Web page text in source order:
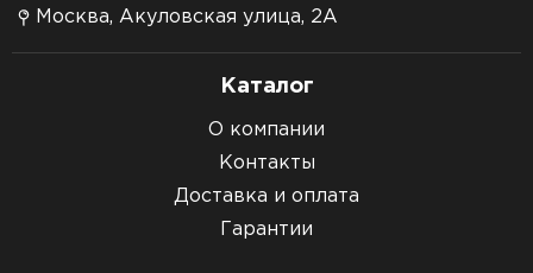
Москва, Акуловская улица, 2А
Каталог
О компании
Контакты
Доставка и оплата
Гарантии